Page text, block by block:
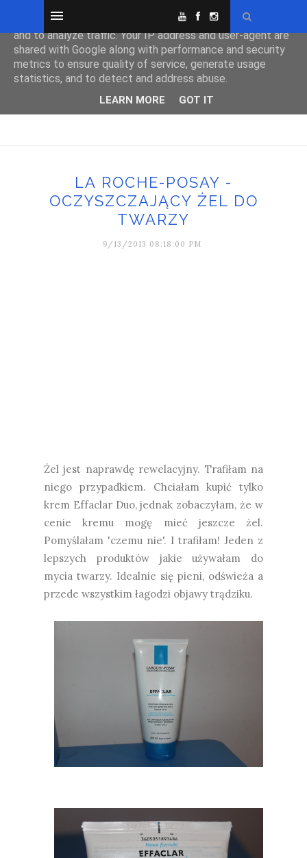
LA ROCHE-POSAY -
OCZYSZCZAJĄCY ŻEL DO
TWARZY
9/13/2013 08:18:00 PM
Żel jest naprawdę rewelacyjny. Trafiłam na
niego przypadkiem. Chciałam kupić tylko
krem Effaclar Duo, jednak zobaczyłam, że w
cenie kremu mogę mieć jeszcze żel.
Pomyślałam 'czemu nie'. I trafiłam! Jeden z
lepszych produktów jakie używałam do
mycia twarzy. Idealnie się pieni, odświeża a
przede wszystkim łagodzi objawy trądziku.
This site uses cookies from Google to deliver its services
and to analyze traffic. Your IP address and user-agent are
shared with Google along with performance and security
metrics to ensure quality of service, generate usage
statistics, and to detect and address abuse.
LEARN MORE GOT IT